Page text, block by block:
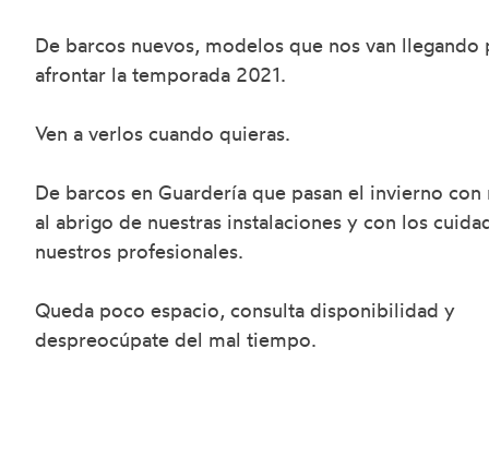
De barcos nuevos, modelos que nos van llegando
afrontar la temporada 2021.
Ven a verlos cuando quieras.
De barcos en Guardería que pasan el invierno con
al abrigo de nuestras instalaciones y con los
nuestros profesionales.
Queda poco espacio, consulta disponibilidad y
despreocúpate del mal tiempo.